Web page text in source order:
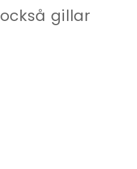
gillar